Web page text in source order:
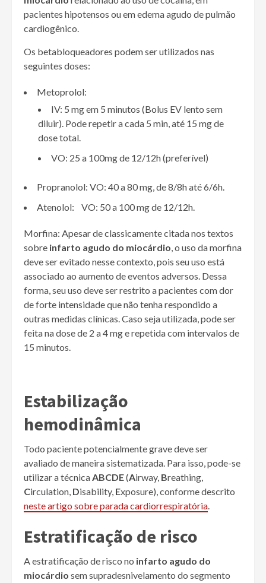
pacientes hipotensos ou em edema agudo de pulmão
cardiogênico.
Os betabloqueadores podem ser utilizados nas
seguintes doses:
Metoprolol:
IV: 5 mg em 5 minutos (Bolus EV lento sem
diluir). Pode repetir a cada 5 min, até 15 mg de
dose total.
VO: 25 a 100mg de 12/12h (preferível)
Propranolol: VO: 40 a 80 mg, de 8/8h até 6/6h.
Atenolol: VO: 50 a 100 mg de 12/12h.
Morfina: Apesar de classicamente citada nos textos
sobre infarto agudo do miocárdio, o uso da morfina
deve ser evitado nesse contexto, pois seu uso está
associado ao aumento de eventos adversos. Dessa
forma, seu uso deve ser restrito a pacientes com dor
de forte intensidade que não tenha respondido a
outras medidas clínicas. Caso seja utilizada, pode ser
feita na dose de 2 a 4 mg e repetida com intervalos de
15 minutos.
Estabilização
hemodinâmica
Todo paciente potencialmente grave deve ser
avaliado de maneira sistematizada. Para isso, pode-se
utilizar a técnicaABCDE(Airway, Breathing,
Circulation, Disability, Exposure), conforme descrito
neste artigo sobre parada cardiorrespiratória.
Estratificação de risco
A estratificação de risco no infarto agudo do
miocárdio sem supradesnivelamento do segmento